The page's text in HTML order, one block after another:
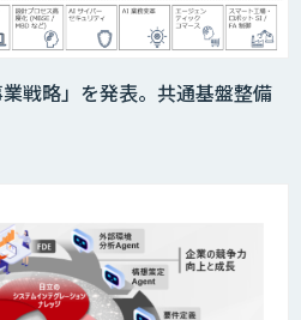
戦略」を発表。共通基盤整備